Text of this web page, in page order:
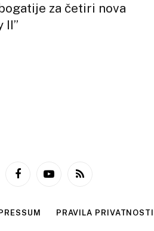
za četiri nova
II”
FacebookYouTubeRSS
PRAVILA PRIVATNOSTI